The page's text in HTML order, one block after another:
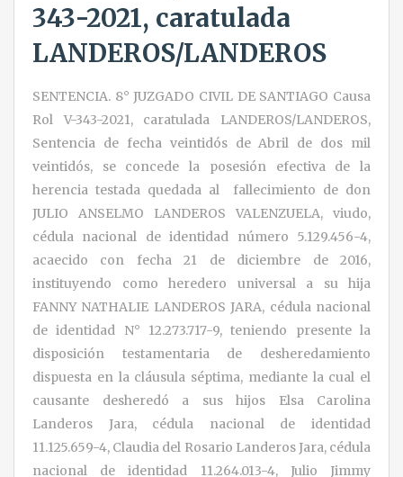
343-2021, caratulada
LANDEROS/LANDEROS
SENTENCIA. 8° JUZGADO CIVIL DE SANTIAGO Causa
Rol V-343-2021, caratulada LANDEROS/LANDEROS,
Sentencia de fecha veintidós de Abril de dos mil
veintidós, se concede la posesión efectiva de la
herencia testada quedada al fallecimiento de don
JULIO ANSELMO LANDEROS VALENZUELA, viudo,
cédula nacional de identidad número 5.129.456-4,
acaecido con fecha 21 de diciembre de 2016,
instituyendo como heredero universal a su hija
FANNY NATHALIE LANDEROS JARA, cédula nacional
de identidad N° 12.273.717-9, teniendo presente la
disposición testamentaria de desheredamiento
dispuesta en la cláusula séptima, mediante la cual el
causante desheredó a sus hijos Elsa Carolina
Landeros Jara, cédula nacional de identidad
11.125.659-4, Claudia del Rosario Landeros Jara, cédula
nacional de identidad 11.264.013-4, Julio Jimmy